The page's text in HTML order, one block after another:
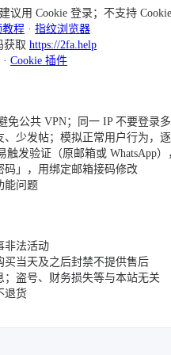
议用 Cookie 登录；不支持
教程 · 指纹浏览器
获取 https://2fa.help
· Cookie 插件
免公共 VPN；同一 IP 不要登录
少发帖；模拟正常用户行为，
触发验证（原邮箱或 WhatsApp
」，用绑定邮箱接码修改
能问题
非法活动
当天及之后封禁不提供售后
盗号、财务损失等与本站无关
退货